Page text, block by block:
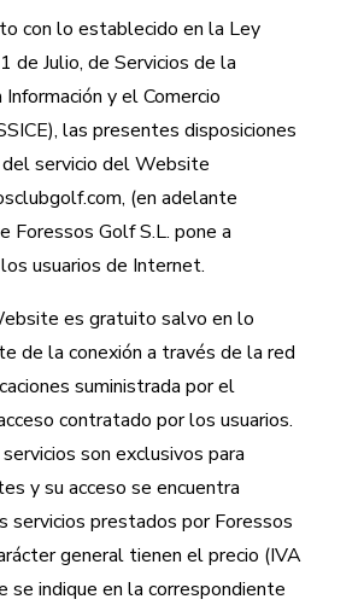
con lo establecido en la Ley
Julio, de Servicios de la
y el Comercio
las presentes disposiciones
servicio del Website
(en adelante
Foressos Golf S.L. pone a
usuarios de Internet.
es gratuito salvo en lo
de la conexión a través de la red
suministrada por el
contratado por los usuarios.
son exclusivos para
y su acceso se encuentra
servicios prestados por Foressos
general tienen el precio (IVA
se indique en la correspondiente